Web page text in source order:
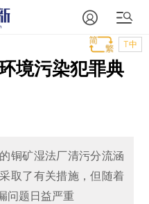
T中
境污染犯罪典
铜矿湿法厂清污分流涵
取了有关措施，但随着
问题日益严重